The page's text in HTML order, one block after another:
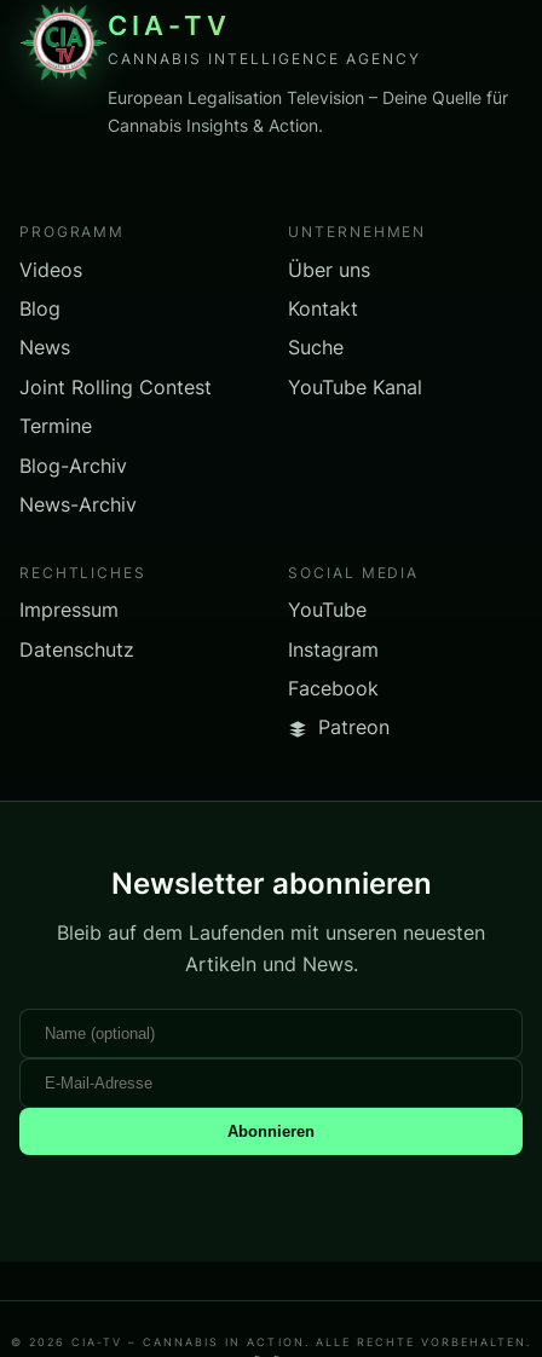
CIA-TV
CANNABIS INTELLIGENCE AGENCY
European Legalisation Television – Deine Quelle für
Cannabis Insights & Action.
PROGRAMM
Videos
Blog
News
Joint Rolling Contest
Termine
Blog-Archiv
News-Archiv
UNTERNEHMEN
Über uns
Kontakt
Suche
YouTube Kanal
RECHTLICHES
Impressum
Datenschutz
SOCIAL MEDIA
YouTube
Instagram
Facebook
Patreon
Newsletter abonnieren
Bleib auf dem Laufenden mit unseren neuesten
Artikeln und News.
Abonnieren
© 2026 CIA-TV – CANNABIS IN ACTION. ALLE RECHTE VORBEHALTEN.